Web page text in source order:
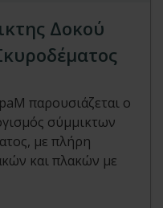
Δοκού
παρουσιάζεται ο
σύμμικτων
με πλήρη
και πλακών με